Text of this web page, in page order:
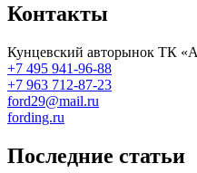
Контакты
Кунцевский авторынок ТК
+7 495 941-96-88
+7 963 712-87-23
ford29@mail.ru
fording.ru
Последние статьи